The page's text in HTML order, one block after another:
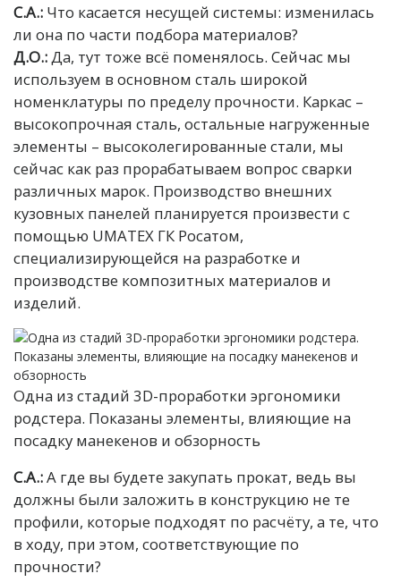
С.А.: Что касается несущей системы: изменилась
ли она по части подбора материалов?
Д.О.: Да, тут тоже всё поменялось. Сейчас мы
используем в основном сталь широкой
номенклатуры по пределу прочности. Каркас –
высокопрочная сталь, остальные нагруженные
элементы – высоколегированные стали, мы
сейчас как раз прорабатываем вопрос сварки
различных марок. Производство внешних
кузовных панелей планируется произвести с
помощью UMATEX ГК Росатом,
специализирующейся на разработке и
производстве композитных материалов и
изделий.
Одна из стадий 3D-проработки эргономики
родстера. Показаны элементы, влияющие на
посадку манекенов и обзорность
С.А.:А где вы будете закупать прокат, ведь вы
должны были заложить в конструкцию не те
профили, которые подходят по расчёту, а те, что
в ходу, при этом, соответствующие по
прочности?